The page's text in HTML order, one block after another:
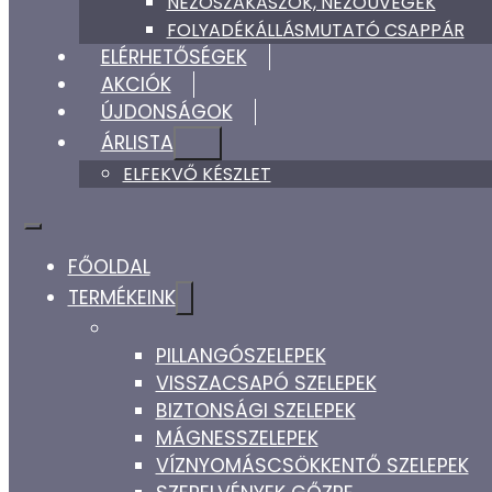
FOLYADÉKÁLLÁSMUTATÓ CSAPPÁR
ELÉRHETŐSÉGEK
AKCIÓK
ÚJDONSÁGOK
ÁRLISTA
ELFEKVŐ KÉSZLET
FŐOLDAL
TERMÉKEINK
PILLANGÓSZELEPEK
VISSZACSAPÓ SZELEPEK
BIZTONSÁGI SZELEPEK
MÁGNESSZELEPEK
VÍZNYOMÁSCSÖKKENTŐ SZELEPEK